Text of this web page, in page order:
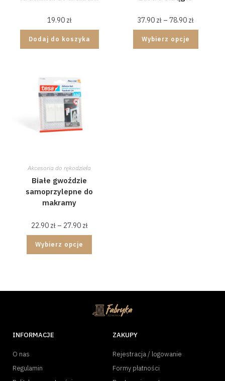
19.90 zł
Dodaj do koszyka
37.90 zł – 78.90 zł
Wybierz opcje
Akcesoria do rękodzieła
Białe gwoździe
samoprzylepne do
makramy
22.90 zł – 27.90 zł
Wybierz opcje
INFORMACJE
O nas
Regulamin
ZAKUPY
Rejestracja / logowanie
Formy płatności